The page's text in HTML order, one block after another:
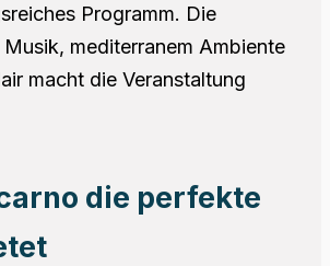
Programm. Die
mediterranem Ambiente
macht die Veranstaltung
die perfekte